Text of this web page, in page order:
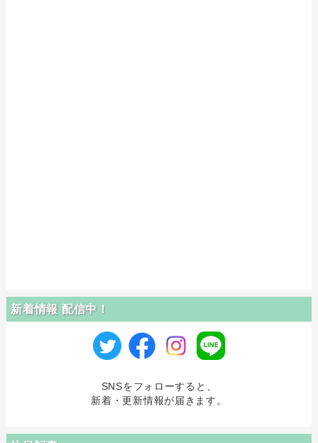
新着情報 配信中！
SNSをフォローすると、
新着・更新情報が届きます。